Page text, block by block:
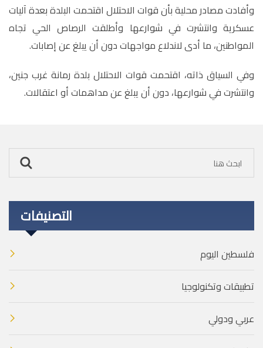
وأفادت مصادر محلية بأن قوات الاحتلال اقتحمت البلدة بعدة آليات
عسكرية وانتشرت في شوارعها وأطلقت الرصاص الحي تجاه
المواطنين، ما أدى لاندلاع مواجهات دون أن يبلغ عن إصابات.
وفي السياق ذاته، اقتحمت قوات الاحتلال بلدة رمانة غرب جنين،
وانتشرت في شوارعها، دون أن يبلغ عن مداهمات أو اعتقالات.
التصنيفات
فلسطين اليوم
تطبيقات وتكنولوجيا
عربي ودولي